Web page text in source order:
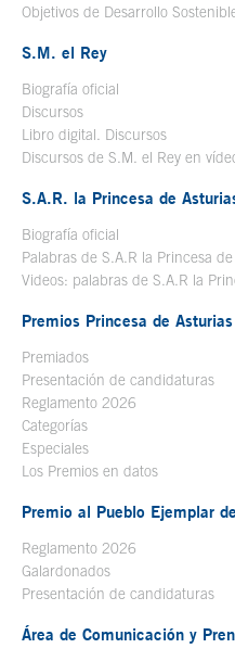
Objetivos de Desarrollo
S.M. el Rey
Biografía oficial
Discursos
Libro digital. Discursos
Discursos de S.M. el Rey en
S.A.R. la Princesa de
Biografía oficial
Palabras de S.A.R la Princesa
Videos: palabras de S.A.R la
Premios Princesa de Asturias
Premiados
Presentación de candidaturas
Reglamento 2026
Categorías
Especiales
Los Premios en datos
Premio al Pueblo Ejemplar
Reglamento 2026
Galardonados
Presentación de candidaturas
Área de Comunicación y